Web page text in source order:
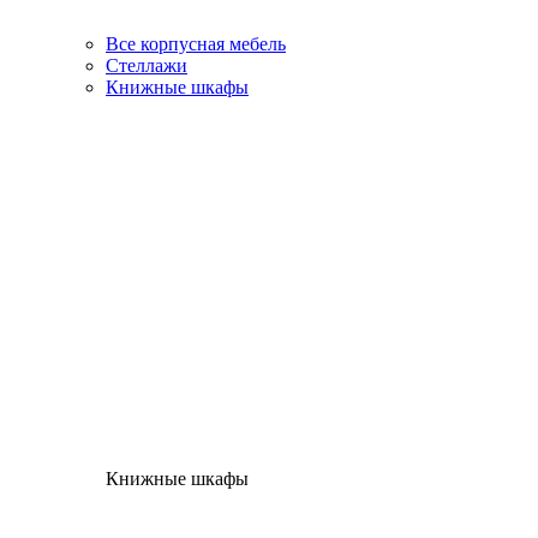
Все корпусная мебель
Стеллажи
Книжные шкафы
Книжные шкафы